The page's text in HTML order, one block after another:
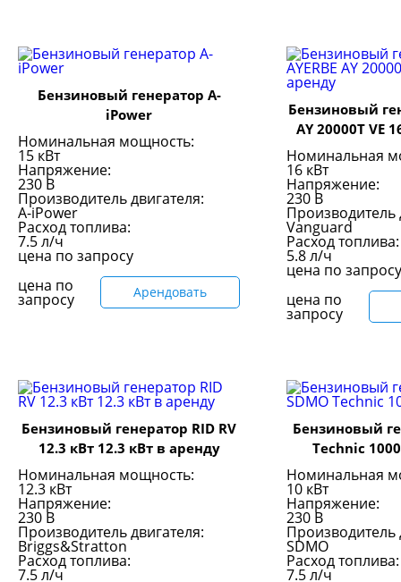
Бензиновый генератор A-
iPower
Номинальная мощность:
15 кВт
Напряжение:
230 В
Производитель двигателя:
A-iPower
Расход топлива:
7.5 л/ч
цена по запросу
цена по
запросу Арендовать
Бензиновый
AY 20000T VE
Номинальная
16 кВт
Напряжение:
230 В
Производитель
Vanguard
Расход топлива:
5.8 л/ч
цена по запросу
цена по
запросу
Бензиновый генератор RID RV
12.3 кВт 12.3 кВт в аренду
Номинальная мощность:
12.3 кВт
Напряжение:
230 В
Производитель двигателя:
Briggs&Stratton
Расход топлива:
7.5 л/ч
Бензиновый
Technic
Номинальная
10 кВт
Напряжение:
230 В
Производитель
SDMO
Расход топлива:
7.5 л/ч